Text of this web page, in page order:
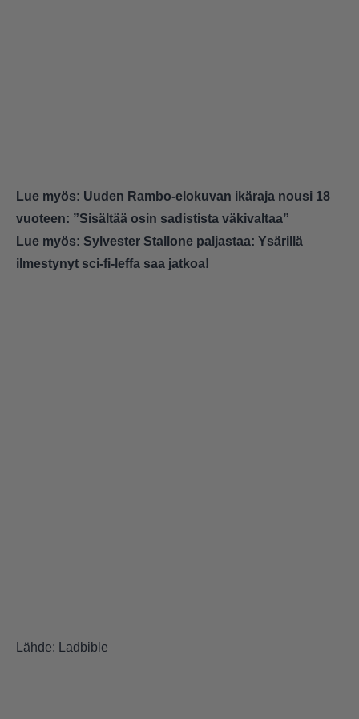
Lue myös: Uuden Rambo-elokuvan ikäraja nousi 18
vuoteen: ”Sisältää osin sadistista väkivaltaa”
Lue myös: Sylvester Stallone paljastaa: Ysärillä
ilmestynyt sci-fi-leffa saa jatkoa!
Lähde: Ladbible